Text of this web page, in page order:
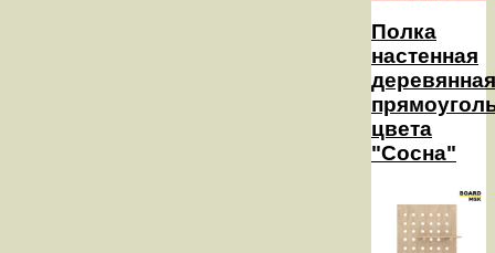
Полка
настенная
деревянная
цвета
"Сосна"